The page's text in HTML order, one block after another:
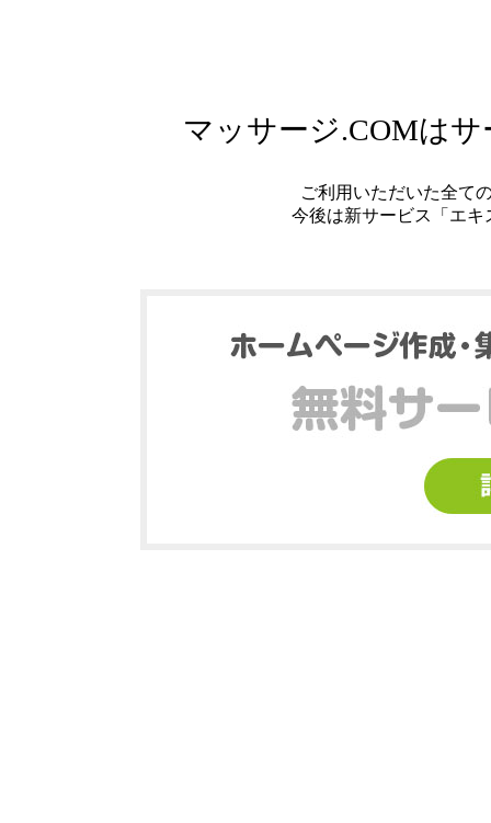
マッサージ.COMは
ご利用いただいた全て
今後は新サービス「エ